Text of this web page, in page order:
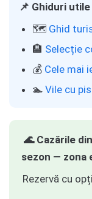
📌 Ghiduri
🗺️ Ghid
🏨 Selecție
💰 Cele mai
🏊Vile cu
🌊 Cazările
sezon — zona
Rezervă cu